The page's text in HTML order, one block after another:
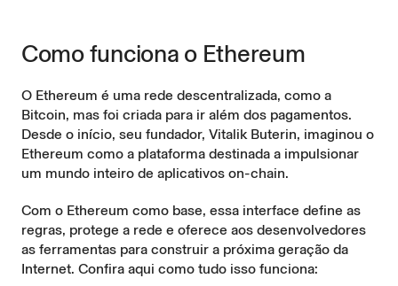
Como funciona o Ethereum
O Ethereum é uma rede descentralizada, como a
Bitcoin, mas foi criada para ir além dos pagamentos.
Desde o início, seu fundador, Vitalik Buterin, imaginou o
Ethereum como a plataforma destinada a impulsionar
um mundo inteiro de aplicativos on-chain.
Com o Ethereum como base, essa interface define as
regras, protege a rede e oferece aos desenvolvedores
as ferramentas para construir a próxima geração da
Internet. Confira aqui como tudo isso funciona: